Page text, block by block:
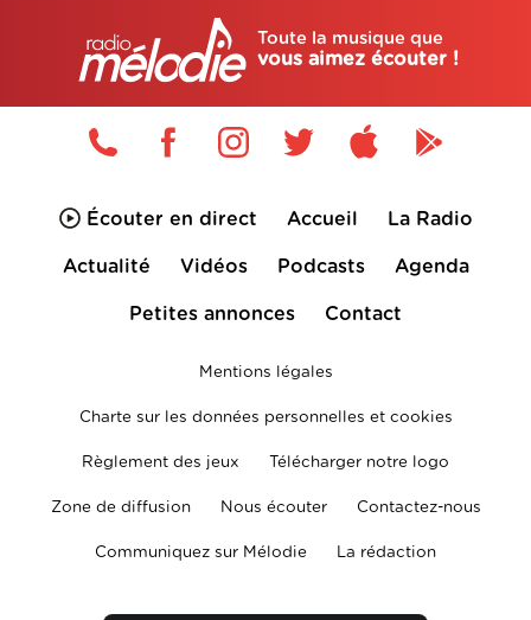
Toute la musique que
vous aimez écouter !
Écouter en direct Accueil La Radio
Actualité Vidéos Podcasts Agenda
Petites annonces Contact
Mentions légales
Charte sur les données personnelles et cookies
Règlement des jeux Télécharger notre logo
Zone de diffusion Nous écouter Contactez-nous
Communiquez sur Mélodie La rédaction